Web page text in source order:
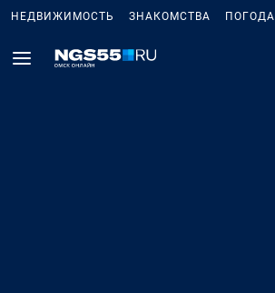
НЕДВИЖИМОСТЬ ЗНАКОМСТВА ПОГОДА